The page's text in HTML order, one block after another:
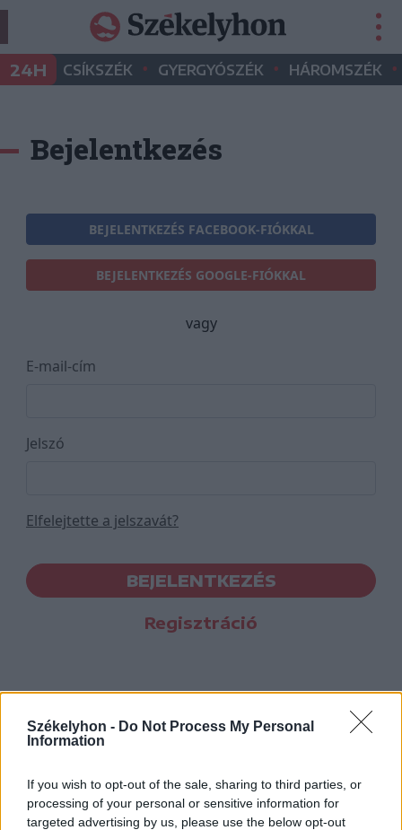
Székelyhon - Do Not Process My Personal
Information
If you wish to opt-out of the sale, sharing to third parties, or
processing of your personal or sensitive information for
targeted advertising by us, please use the below opt-out
24H CSÍKSZÉK • GYERGYÓSZÉK • HÁROMSZÉK •
Bejelentkezés
BEJELENTKEZÉS FACEBOOK-FIÓKKAL
BEJELENTKEZÉS GOOGLE-FIÓKKAL
vagy
E-mail-cím
Jelszó
Elfelejtette a jelszavát?
BEJELENTKEZÉS
Regisztráció